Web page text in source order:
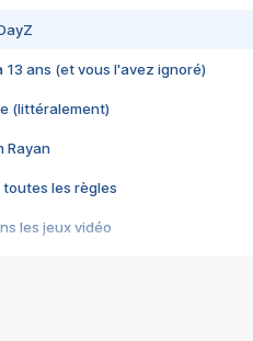
13 ans (et vous l'avez ignoré)
(littéralement)
Rayan
toutes les règles
les jeux vidéo